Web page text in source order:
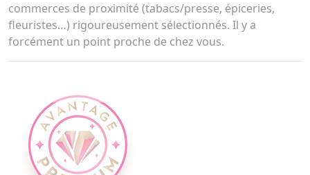
commerces de proximité (tabacs/presse, épiceries,
fleuristes…) rigoureusement sélectionnés. Il y a
forcément un point proche de chez vous.